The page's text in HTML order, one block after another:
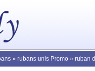
» rubans unis Promo » ruban